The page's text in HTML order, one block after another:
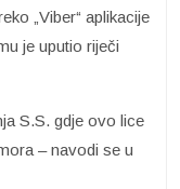
„Viber“ aplikacije
je uputio riječi
S.S. gdje ovo lice
– navodi se u